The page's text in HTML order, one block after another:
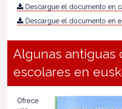
Descargue el documento en
Descargue el documento en
Algunas antiguas
escolares en
Ofrece